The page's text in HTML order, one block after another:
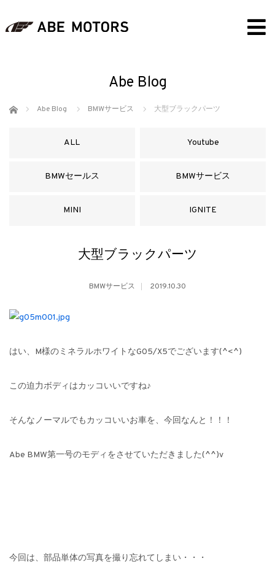
Abe Blog
ホーム Abe Blog BMWサービス 大型ブラックパーツ
ALL Youtube
BMWセールス BMWサービス
MINI IGNITE
大型ブラックパーツ
BMWサービス 2019.10.30
はい、M様のミネラルホワイトなG05/X5でございます(^<^)
この迫力ボディはカッコいいですね♪
そんなノーマルでもカッコいいお車を、今回なんと！！！
Abe BMW第一号のモディをさせていただきました(^^)v
今回は、部品単体の写真を撮り忘れてしまい・・・